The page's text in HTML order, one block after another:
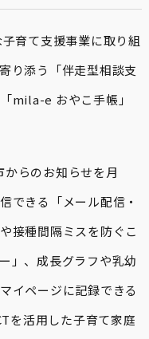
育て支援事業に取り組
り添う「伴走型相談支
mila-e おやこ手帳」
らのお知らせを月
できる「メール配信・
接種間隔ミスを防ぐこ
」、成長グラフや乳幼
イページに記録できる
を活用した子育て家庭